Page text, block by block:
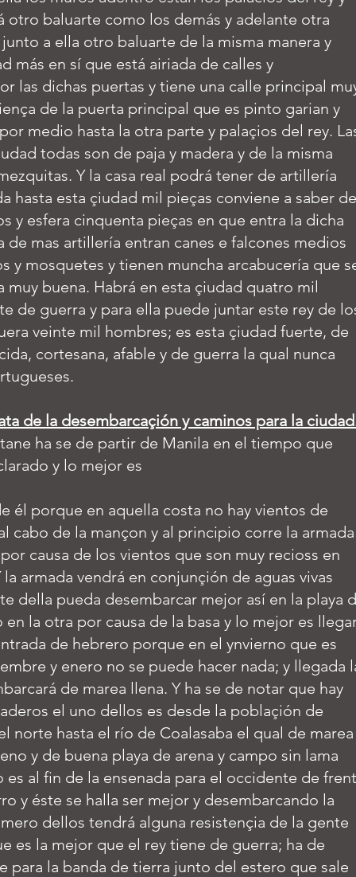
otro baluarte como los demás y adelante otra
a ella otro baluarte de la misma manera y
más en sí que está airiada de calles y
las dichas puertas y tiene una calle principal
de la puerta principal que es pinto garian y
medio hasta la otra parte y palaçios del rey.
todas son de paja y madera y de la misma
Y la casa real podrá tener de artillería
hasta esta çiudad mil pieças conviene a saber de
y esfera cinquenta pieças en que entra la dicha
de mas artillería entran canes e falcones medios
y mosquetes y tienen muncha arcabucería que
muy buena. Habrá en esta çiudad quatro mil
de guerra y para ella puede juntar este rey de
veinte mil hombres; es esta çiudad fuerte, de
cortesana, afable y de guerra la qual nunca
de la desembarcaçión y caminos para la
ha se de partir de Manila en el tiempo que
y lo mejor es
él porque en aquella costa no hay vientos de
cabo de la mançon y al principio corre la armada
causa de los vientos que son muy recioss en
armada vendrá en conjunçión de aguas vivas
della pueda desembarcar mejor así en la playa
en la otra por causa de la basa y lo mejor es
de hebrero porque en el ynvierno que es
y enero no se puede hacer nada; y llegada
de marea llena. Y ha se de notar que hay
el uno dellos es desde la poblaçión de
norte hasta el río de Coalasaba el qual de marea
y de buena playa de arena y campo sin lama
es al fin de la ensenada para el occidente de
y éste se halla ser mejor y desembarcando la
dellos tendrá alguna resistençia de la gente
es la mejor que el rey tiene de guerra; ha de
para la banda de tierra junto del estero que sale